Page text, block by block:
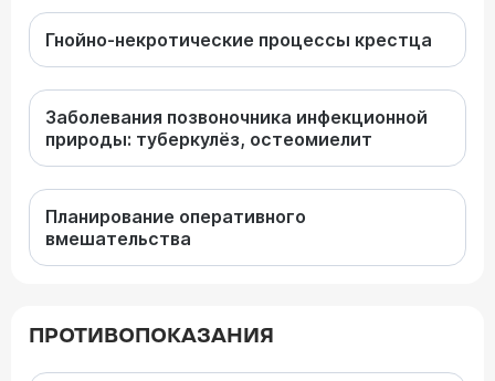
Гнойно-некротические процессы крестца
Заболевания позвоночника инфекционной
природы: туберкулёз, остеомиелит
Планирование оперативного
вмешательства
ПРОТИВОПОКАЗАНИЯ